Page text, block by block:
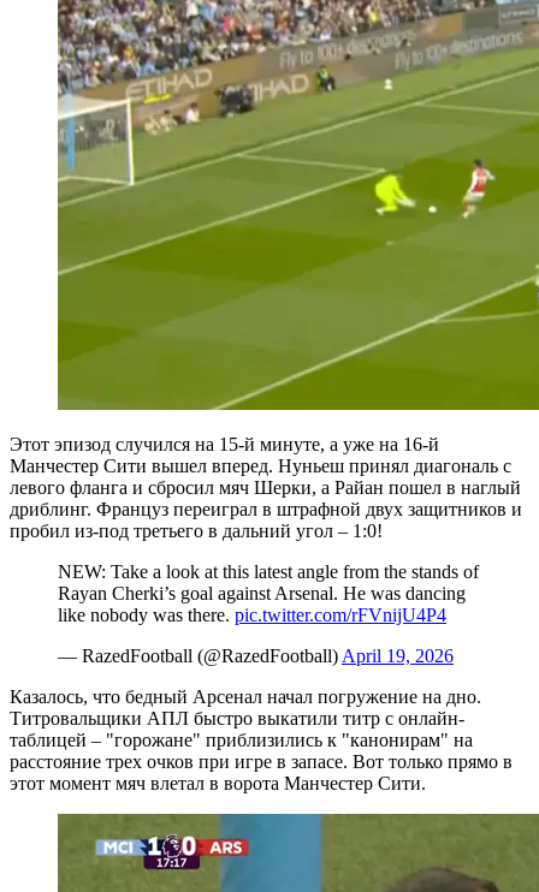
Этот эпизод случился на 15-й минуте, а уже на 16-й
Манчестер Сити вышел вперед. Нуньеш принял диагональ с
левого фланга и сбросил мяч Шерки, а Райан пошел в наглый
дриблинг. Француз переиграл в штрафной двух защитников и
пробил из-под третьего в дальний угол – 1:0!
NEW: Take a look at this latest angle from the stands of
Rayan Cherki’s goal against Arsenal. He was dancing
like nobody was there. pic.twitter.com/rFVnijU4P4
— RazedFootball (@RazedFootball) April 19, 2026
Казалось, что бедный Арсенал начал погружение на дно.
Титровальщики АПЛ быстро выкатили титр с онлайн-
таблицей – "горожане" приблизились к "канонирам" на
расстояние трех очков при игре в запасе. Вот только прямо в
этот момент мяч влетал в ворота Манчестер Сити.